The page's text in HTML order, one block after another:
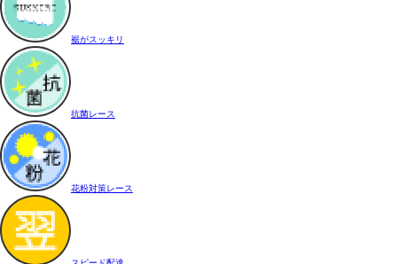
裾がスッキリ
抗菌レース
花粉対策レース